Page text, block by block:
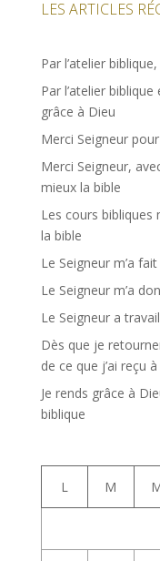
LES ARTICLES
Par l’atelier
Par l’atelier
grâce à Dieu
Merci Seigneur
Merci Seigneur,
mieux la bible
Les cours bibliques
la bible
Le Seigneur m’a
Le Seigneur m’a
Le Seigneur a
Dès que je
de ce que j’ai reçu à
Je rends grâce à
biblique
L M